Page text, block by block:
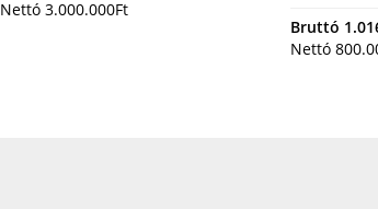
Nettó3.000.000Ft
Bruttó
Nettó